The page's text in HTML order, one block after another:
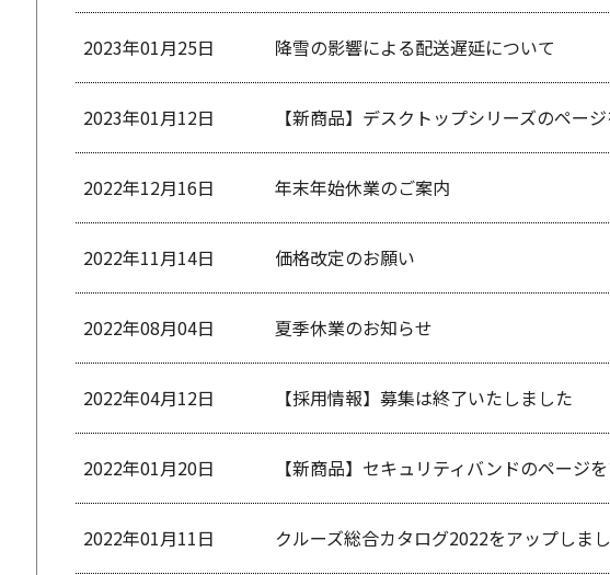
2023年01月25日 降雪の影響による配送遅延について
2023年01月12日 【新商品】デスクトップシリーズのペー
2022年12月16日 年末年始休業のご案内
2022年11月14日 価格改定のお願い
2022年08月04日 夏季休業のお知らせ
2022年04月12日 【採用情報】募集は終了いたしました
2022年01月20日 【新商品】セキュリティバンドのページ
2022年01月11日 クルーズ総合カタログ2022をアップしま